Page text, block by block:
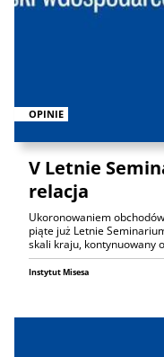
OPINIE
V Letnie
relacja
Ukoronowaniem
piąte już Letnie
skali kraju, kontynuowany
Instytut Misesa